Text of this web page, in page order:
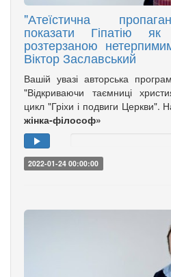
"Атеїстична
показати Гіпатію
розтерзаною
Віктор Заславський
Вашій увазі авторська
"Відкриваючи таємниці
цикл "Гріхи і подвиги Церкви".
жінка-філософ»
2022-01-24 00:00:00